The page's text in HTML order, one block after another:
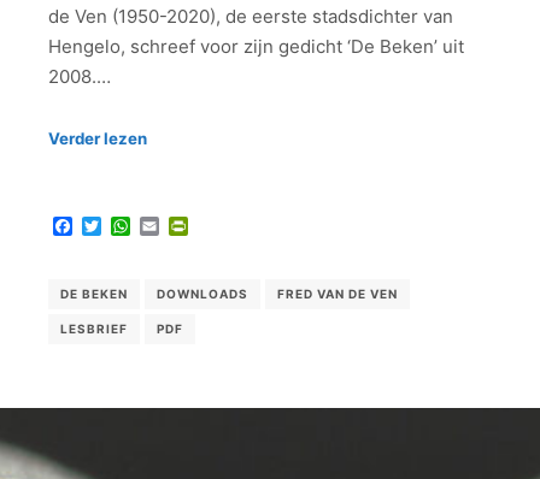
de Ven (1950-2020), de eerste stadsdichter van
Hengelo, schreef voor zijn gedicht ‘De Beken’ uit
2008.…
Verder lezen
Facebook
TwitterWhatsApp
Email
DE BEKEN DOWNLOADS FRED VAN DE VEN
LESBRIEF PDF